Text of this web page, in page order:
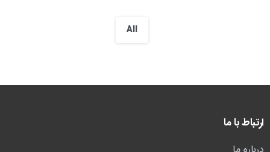
All
ارتباط با ما